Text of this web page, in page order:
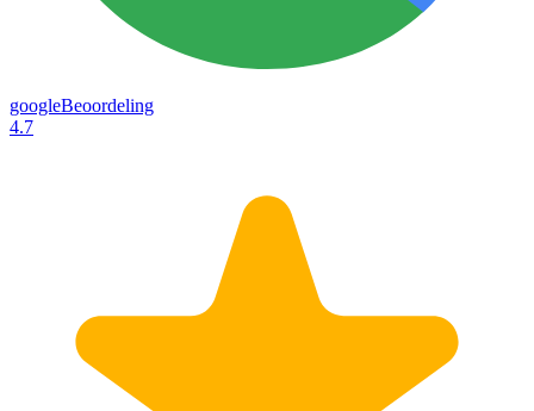
googleBeoordeling
4.7